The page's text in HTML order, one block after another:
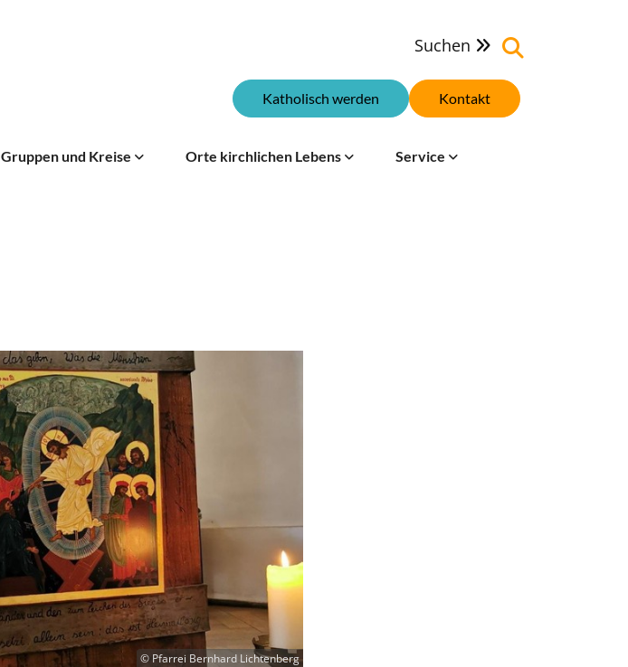
Suchen 
Kontakt
Katholisch werden
Gruppen und Kreise Orte kirchlichen Lebens Service
© Pfarrei Bernhard Lichtenberg